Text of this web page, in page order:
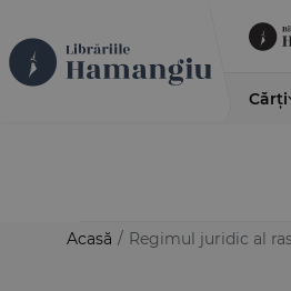
Cărți
Acasă / Regimul juridic al